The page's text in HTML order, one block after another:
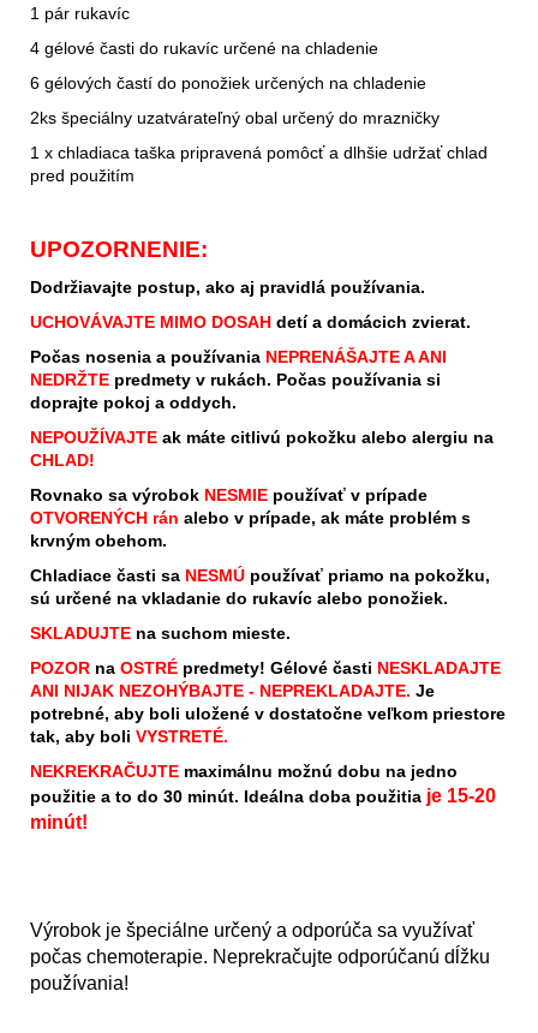
1 pár rukavíc
4 gélové časti do rukavíc určené na chladenie
6 gélových častí do ponožiek určených na chladenie
2ks špeciálny uzatvárateľný obal určený do mrazničky
1 x chladiaca taška pripravená pomôcť a dlhšie udržať chlad
pred použitím
UPOZORNENIE:
Dodržiavajte postup, ako aj pravidlá používania.
UCHOVÁVAJTE MIMO DOSAH detí a domácich zvierat.
Počas nosenia a používania NEPRENÁŠAJTE A ANI
NEDRŽTE predmety v rukách. Počas používania si
doprajte pokoj a oddych.
NEPOUŽÍVAJTE ak máte citlivú pokožku alebo alergiu na
CHLAD!
Rovnako sa výrobok NESMIE používať v prípade
OTVORENÝCH rán alebo v prípade, ak máte problém s
krvným obehom.
Chladiace časti sa NESMÚ používať priamo na pokožku,
sú určené na vkladanie do rukavíc alebo ponožiek.
SKLADUJTE na suchom mieste.
POZOR na OSTRÉ predmety! Gélové časti NESKLADAJTE
ANI NIJAK NEZOHÝBAJTE - NEPREKLADAJTE. Je
potrebné, aby boli uložené v dostatočne veľkom priestore
tak, aby boli VYSTRETÉ.
NEKREKRAČUJTE maximálnu možnú dobu na jedno
použitie a to do 30 minút. Ideálna doba použitia je 15-20
minút!
Výrobok je špeciálne určený a odporúča sa využívať
počas chemoterapie. Neprekračujte odporúčanú dĺžku
používania!